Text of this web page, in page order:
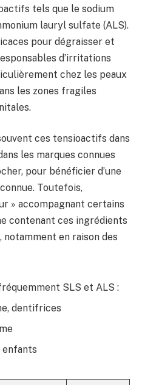
tels que le sodium
lauryl sulfate (ALS).
pour dégraisser et
d’irritations
chez les peaux
les zones fragiles
ces tensioactifs dans
les marques connues
pour bénéficier d’une
Toutefois,
» accompagnant certains
contenant ces ingrédients
notamment en raison des
SLS et ALS :
dentifrices